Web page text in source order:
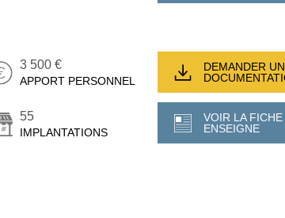
3 500 €
APPORT PERSONNEL
55
IMPLANTATIONS
DEMANDER
VOIR LA FICHE
ENSEIGNE